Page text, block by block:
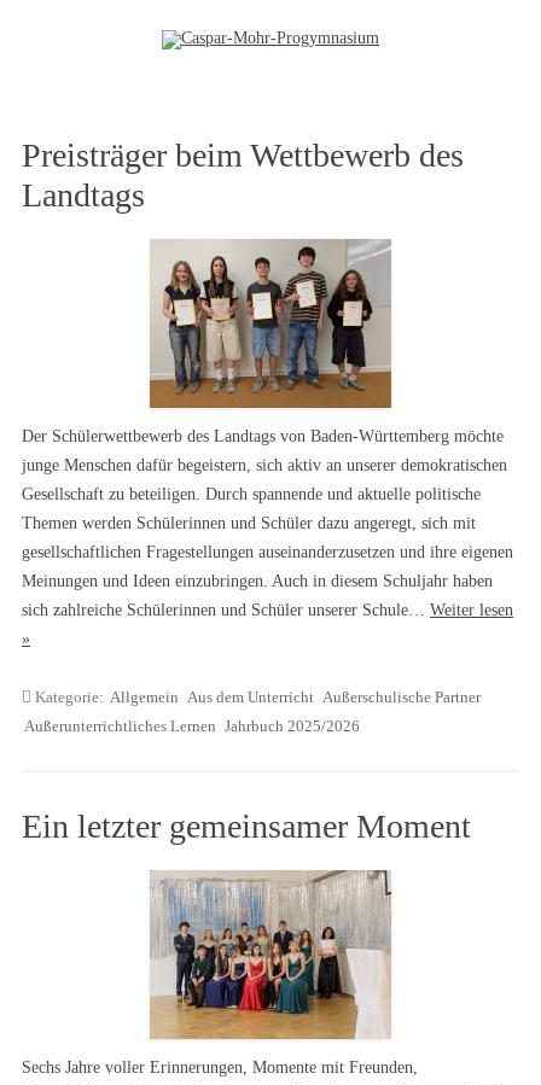
Preisträger beim Wettbewerb des
Landtags
Der Schülerwettbewerb des Landtags von Baden-Württemberg möchte
junge Menschen dafür begeistern, sich aktiv an unserer demokratischen
Gesellschaft zu beteiligen. Durch spannende und aktuelle politische
Themen werden Schülerinnen und Schüler dazu angeregt, sich mit
gesellschaftlichen Fragestellungen auseinanderzusetzen und ihre eigenen
Meinungen und Ideen einzubringen. Auch in diesem Schuljahr haben
sich zahlreiche Schülerinnen und Schüler unserer Schule… Weiter lesen
»
Kategorie: Allgemein Aus dem Unterricht Außerschulische Partner
Außerunterrichtliches Lernen Jahrbuch 2025/2026
Ein letzter gemeinsamer Moment
Sechs Jahre voller Erinnerungen, Momente mit Freunden,